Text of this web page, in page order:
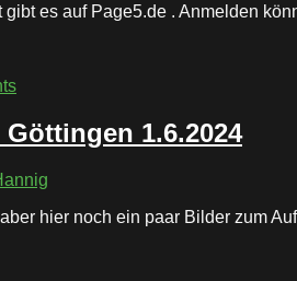
gibt es auf Page5.de . Anmelden
1.6.2024
aber hier noch ein paar Bilder zum